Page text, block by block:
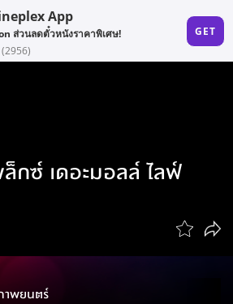
กซ์ เดอะมอลล์ ไลฟ์
าพยนตร์